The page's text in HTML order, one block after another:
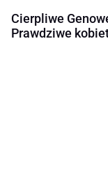
Cierpliwe
Prawdziwe